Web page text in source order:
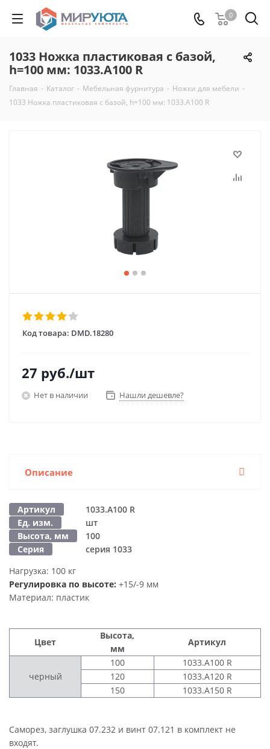
0
1033 Ножка пластиковая с базой,
h=100 мм: 1033.A100 R
Главная - Каталог - Мебельная фурнитура - Ножки для мебели -
1033 Ножка пластиковая с базой, h=100 мм: 1033.A100 R
Код товара: DMD.18280
27 руб./шт
Нет в наличии Нашли дешевле?
Описание
Артикул
1033.A100 R
Ед. изм.
шт
Высота, мм
100
Серия
серия 1033
Нагрузка: 100 кг
Регулировка по высоте: +15/-9 мм
Материал: пластик
Цвет
Высота,
мм
Артикул
черный
100
1033.A100 R
120
1033.A120 R
150
1033.A150 R
Саморез, заглушка 07.232 и винт 07.121 в комплект не
входят.